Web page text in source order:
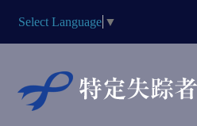
Select Language ▼